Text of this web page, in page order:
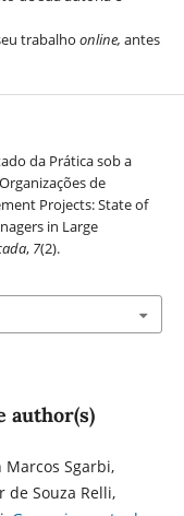
trabalho online, antes
da Prática sob a
de
Projects: State of
in Large
, 7(2).
author(s)
Marcos Sgarbi,
de Souza Relli,